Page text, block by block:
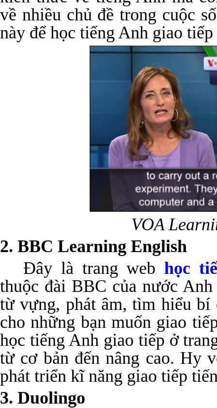
về nhiều chủ đề trong cuộc
này để học tiếng Anh giao tiếp
VOA
2. BBC Learning English
Đây là trang webhọc
thuộc đài BBC của nước
từ vựng, phát âm, tìm hiểu
cho những bạn muốn giao
học tiếng Anh giao tiếp ở
từ cơ bản đến nâng cao. Hy
phát triển kĩ năng giao tiếp
3. Duolingo